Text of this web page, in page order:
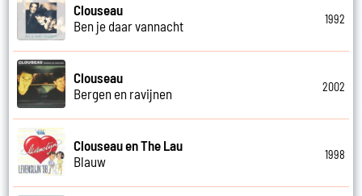
Clouseau
Ben je daar vannacht
1992
Clouseau
Bergen en ravijnen
2002
Clouseau en The Lau
Blauw
1998